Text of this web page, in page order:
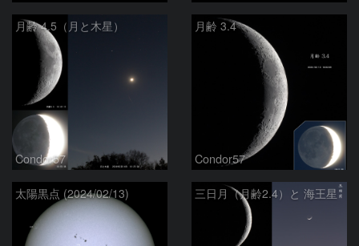
月齢 4.5（月と木星）
Condor57
月齢 3.4
Condor57
太陽黒点 (2024/02/13) 三日月（月齢2.4）と 海王星